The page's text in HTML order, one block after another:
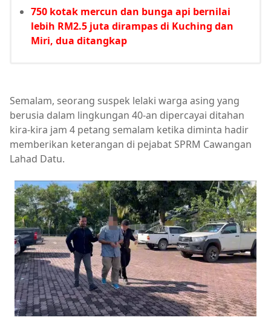
750 kotak mercun dan bunga api bernilai
lebih RM2.5 juta dirampas di Kuching dan
Miri, dua ditangkap
Semalam, seorang suspek lelaki warga asing yang
berusia dalam lingkungan 40-an dipercayai ditahan
kira-kira jam 4 petang semalam ketika diminta hadir
memberikan keterangan di pejabat SPRM Cawangan
Lahad Datu.